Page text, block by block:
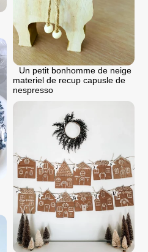
Un petit bonhomme de neige
materiel de recup capusle de
nespresso